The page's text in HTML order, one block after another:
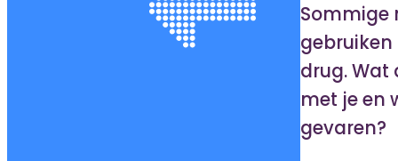
Sommige
drug. Wat
met je en
gevaren?